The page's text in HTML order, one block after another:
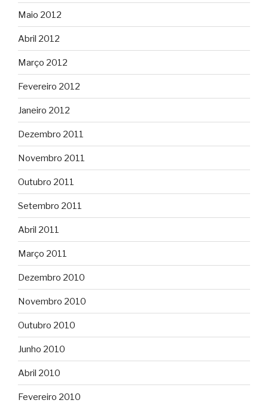
Maio 2012
Abril 2012
Março 2012
Fevereiro 2012
Janeiro 2012
Dezembro 2011
Novembro 2011
Outubro 2011
Setembro 2011
Abril 2011
Março 2011
Dezembro 2010
Novembro 2010
Outubro 2010
Junho 2010
Abril 2010
Fevereiro 2010